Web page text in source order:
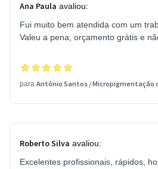
Ana Paula avaliou:
Fui muito bem atendida com um
Valeu a pena, orçamento grátis e
para Antônio Santos /Micropigmentação
Roberto Silva avaliou:
Excelentes profissionais, rápidos,